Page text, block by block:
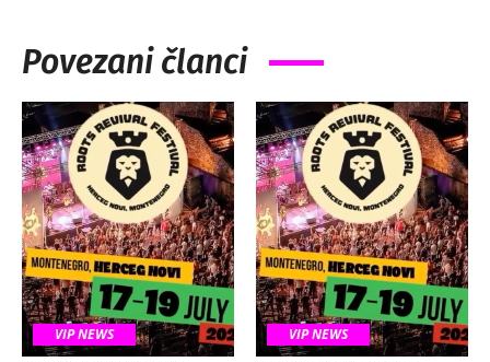
Povezani članci
VIP NEWS VIP NEWS